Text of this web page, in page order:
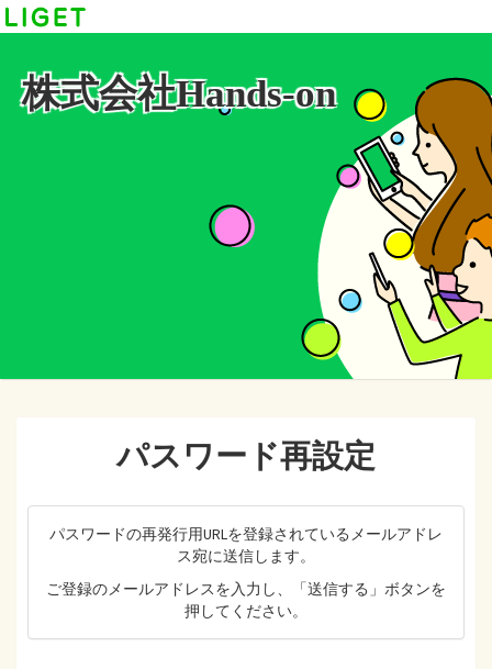
株式会社Hands-on
パスワード再設定
パスワードの再発行用URLを登録されているメールアドレ
ス宛に送信します。
ご登録のメールアドレスを入力し、「送信する」ボタンを
押してください。